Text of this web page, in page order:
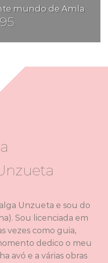
mundo de Amla
Unzueta e sou do
Sou licenciada em
vezes como guia,
dedico o meu
avó e a várias obras